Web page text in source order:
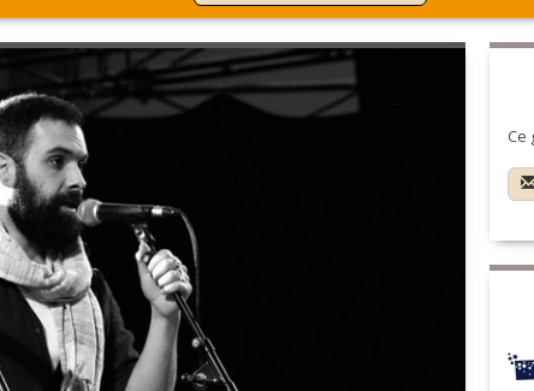
Ce